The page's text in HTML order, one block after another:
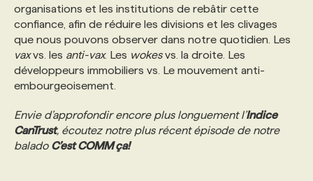
organisations et les institutions de rebâtir cette
confiance, afin de réduire les divisions et les clivages
que nous pouvons observer dans notre quotidien. Les
vaxvs. les anti-vax. Les wokesvs. la droite. Les
développeurs immobiliers vs. Le mouvement anti-
embourgeoisement.
Envie d’approfondir encore plus longuement l’Indice
CanTrust, écoutez notre plus récent épisode de notre
balado C’est COMM ça!